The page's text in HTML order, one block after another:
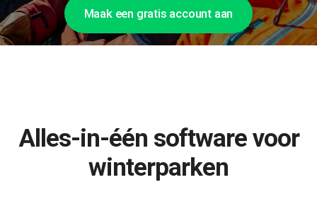
Maak een gratis account aan
Alles-in-één software voor
winterparken